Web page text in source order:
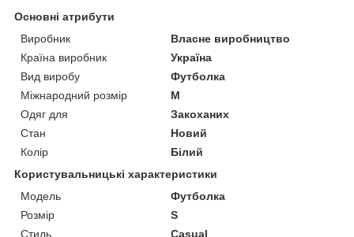
Основні атрибути
Виробник
Власне виробництво
Країна виробник
Україна
Вид виробу
Футболка
Міжнародний розмір
M
Одяг для
Закоханих
Стан
Новий
Колір
Білий
Користувальницькі характеристики
Мoдель
Футболка
Розмір
S
Стиль
Casual